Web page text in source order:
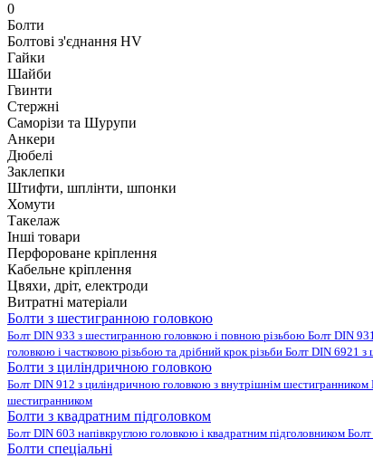
0
Болти
Болтові з'єднання HV
Гайки
Шайби
Гвинти
Стержні
Саморізи та Шурупи
Анкери
Дюбелі
Заклепки
Штифти, шплінти, шпонки
Хомути
Такелаж
Інші товари
Перфороване кріплення
Кабельне кріплення
Цвяхи, дріт, електроди
Витратні матеріали
Болти з шестигранною головкою
Болт DIN 933 з шестигранною головкою і повною різьбою Болт DIN
головкою і частковою різьбою та дрібний крок різьби Болт DIN 6921 з
Болти з циліндричною головкою
Болт DIN 912 з циліндричною головкою з внутрішнім шестигранником
шестигранником
Болти з квадратним підголовком
Болт DIN 603 напівкруглою головкою і квадратним підголовником
Болти спеціальні